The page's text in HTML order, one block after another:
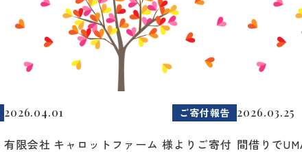
2026.04.01 ご寄付報告
有限会社 キャロットファーム 様よりご寄付
2026.03.25
間借りで